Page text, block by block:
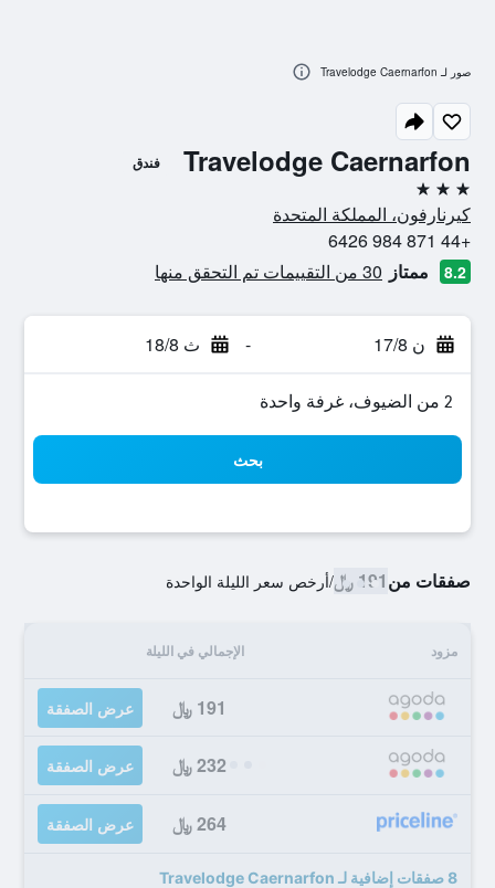
Travelodge Caernarfon فندق
3 نجوم
كيرنارفون، المملكة المتحدة
+44 871 984 6426
8.2 ممتاز 30 من التقييمات تم التحقق منها
ن 17/8 - ث 18/8
2 من الضيوف، غرفة واحدة
بحث
صفقات من191 ﷼ /أرخص سعر الليلة الواحدة
مزود الإجمالي في الليلة
191 ﷼ عرض الصفقة
232 ﷼ عرض الصفقة
264 ﷼ عرض الصفقة
8 صفقات إضافية لـ Travelodge Caernarfon
صور لـ Travelodge Caernarfon